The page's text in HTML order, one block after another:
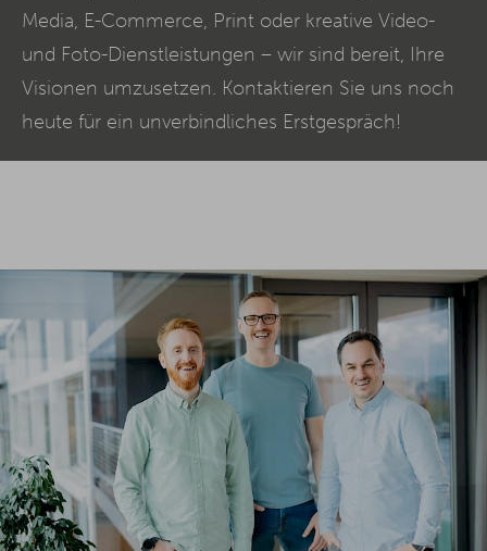
Media, E-Commerce, Print oder kreative Video-
und Foto-Dienstleistungen – wir sind bereit, Ihre
Visionen umzusetzen. Kontaktieren Sie uns noch
heute für ein unverbindliches Erstgespräch!